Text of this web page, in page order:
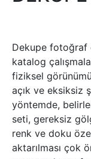
Dekupe fotoğraf
katalog
fiziksel
açık ve eksiksiz
yöntemde,
seti, gereksiz
renk ve doku
aktarılması çok